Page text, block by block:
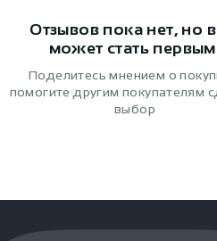
Отзывов пока нет, но
может стать
Поделитесь мнением о
помогите другим покупателям
выбор